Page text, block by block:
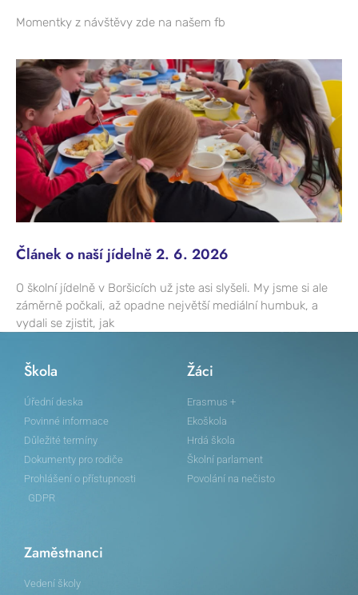
Momentky z návštěvy zde na našem fb
Článek o naší jídelně 2. 6. 2026
O školní jídelně v Boršicích už jste asi slyšeli. My jsme si ale
záměrně počkali, až opadne největší mediální humbuk, a
vydali se zjistit, jak
Škola
Úřední deska
Povinné informace
Důležité termíny
Dokumenty pro rodiče
Prohlášení o přístupnosti
GDPR
Žáci
Erasmus +
Ekoškola
Hrdá škola
Školní parlament
Povolání na nečisto
Zaměstnanci
Vedení školy